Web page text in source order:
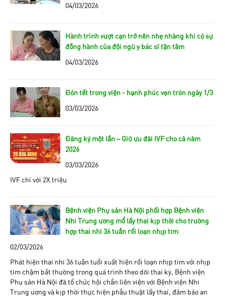
04/03/2026
Hành trình vượt cạn trở nên nhẹ nhàng khi có sự
đồng hành của đội ngũ y bác sĩ tận tâm
04/03/2026
Đón tết trong viện - hạnh phúc vẹn tròn ngày 1/3
03/03/2026
Đăng ký một lần – Giữ ưu đãi IVF cho cả năm
2026
03/03/2026
IVF chỉ với 2X triệu
Bệnh viện Phụ sản Hà Nội phối hợp Bệnh viện
Nhi Trung ương mổ lấy thai kịp thời cho trường
hợp thai nhi 36 tuần rối loạn nhịp tim
02/03/2026
Phát hiện thai nhi 36 tuần tuổi xuất hiện rối loạn nhịp tim với nhịp
tim chậm bất thường trong quá trình theo dõi thai kỳ, Bệnh viện
Phụ sản Hà Nội đã tổ chức hội chẩn liên viện với Bệnh viện Nhi
Trung ương và kịp thời thực hiện phẫu thuật lấy thai, đảm bảo an